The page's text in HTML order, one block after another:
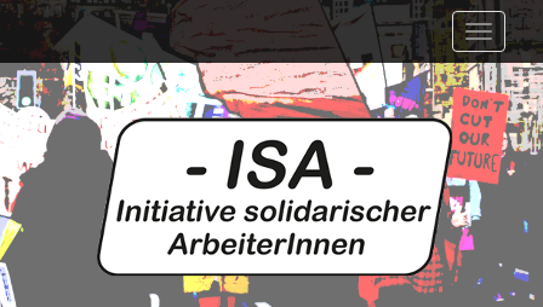
main
content